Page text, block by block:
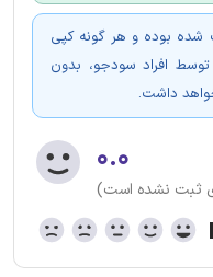
شده بوده و هر گونه کپی
توسط افراد سودجو، بدون
داشت.
۰.۰
ثبت نشده است)